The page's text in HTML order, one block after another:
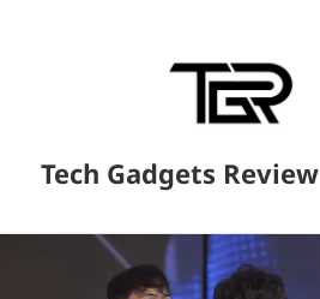
Tech Gadgets Review